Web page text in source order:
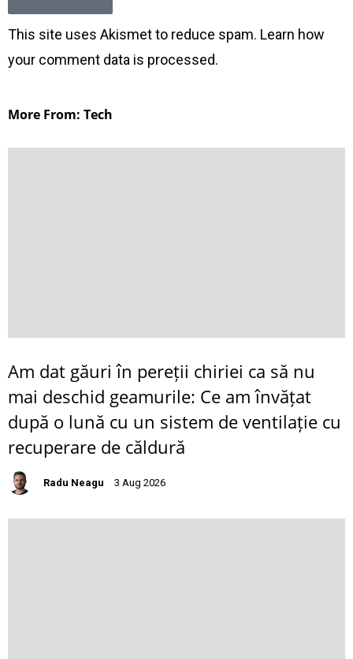
This site uses Akismet to reduce spam. Learn how
your comment data is processed.
More From: Tech
Am dat găuri în pereții chiriei ca să nu
mai deschid geamurile: Ce am învățat
după o lună cu un sistem de ventilație cu
recuperare de căldură
Radu Neagu 3 Aug 2026